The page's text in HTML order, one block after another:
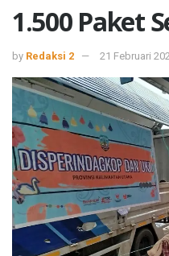
1.500 Paket
by Redaksi 2 21 Februari